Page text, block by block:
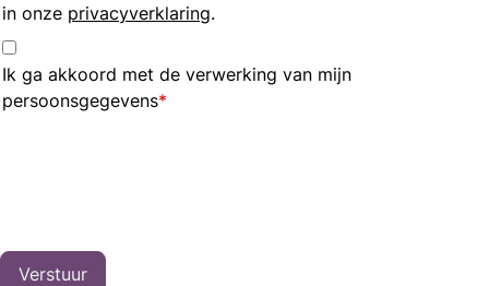
in onze privacyverklaring.
Ik ga akkoord met de verwerking van mijn
persoonsgegevens*
Verstuur